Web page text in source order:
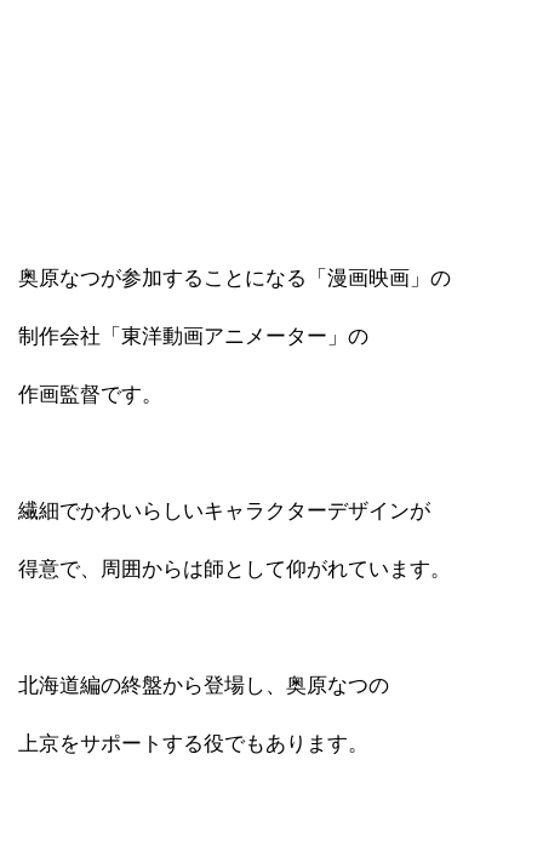
奥原なつが参加することになる「漫画映画」の
制作会社「東洋動画アニメーター」の
作画監督です。
繊細でかわいらしいキャラクターデザインが
得意で、周囲からは師として仰がれています。
北海道編の終盤から登場し、奥原なつの
上京をサポートする役でもあります。